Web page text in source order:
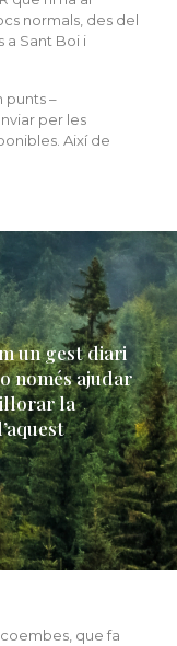
normals, des del
a Sant Boi i
punts –
per les
Així de
un gest diari
només ajudar
la
que fa